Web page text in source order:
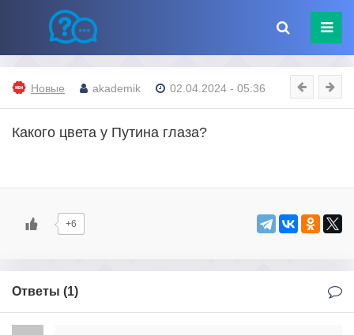
Новые akademik 02.04.2024 - 05:36
Какого цвета у Путина глаза?
+6
Ответы (1)